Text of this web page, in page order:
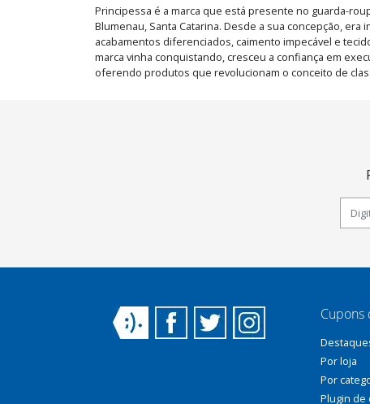
Principessa é a marca que está presente no guarda-
Blumenau, Santa Catarina. Desde a sua concepção,
acabamentos diferenciados, caimento impecável e
marca vinha conquistando, cresceu a confiança em
oferendo produtos que revolucionam o conceito de
Cupons
Por loja
Por
Plugin de